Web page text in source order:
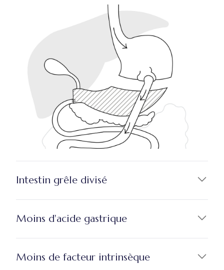
Intestin grêle divisé
Moins d'acide gastrique
Moins de facteur intrinsèque